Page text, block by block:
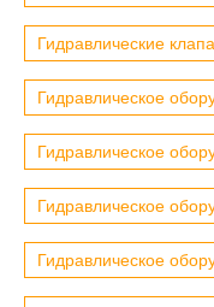
Гидравлические
Гидравлическое
Гидравлическое
Гидравлическое
Гидравлическое